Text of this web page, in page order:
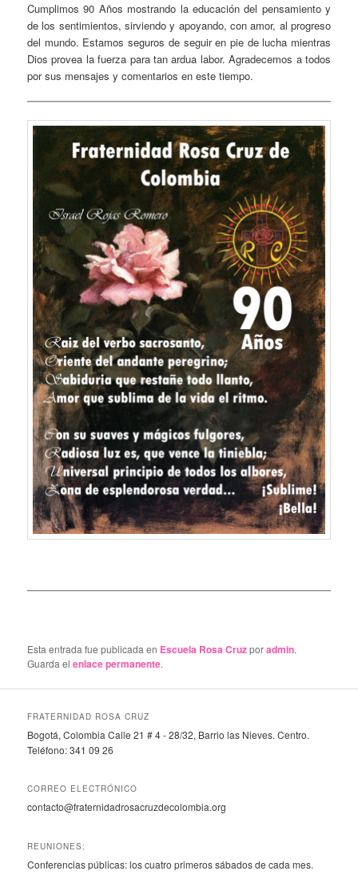
Cumplimos 90 Años mostrando la educación del pensamiento y
de los sentimientos, sirviendo y apoyando, con amor, al progreso
del mundo. Estamos seguros de seguir en pie de lucha mientras
Dios provea la fuerza para tan ardua labor. Agradecemos a todos
por sus mensajes y comentarios en este tiempo.
Esta entrada fue publicada en Escuela Rosa Cruzporadmin.
Guarda elenlace permanente.
FRATERNIDAD ROSA CRUZ
Bogotá, Colombia Calle 21 # 4 - 28/32, Barrio las Nieves. Centro.
Teléfono: 341 09 26
CORREO ELECTRÓNICO
contacto@fraternidadrosacruzdecolombia.org
REUNIONES:
Conferencias públicas: los cuatro primeros sábados de cada mes.